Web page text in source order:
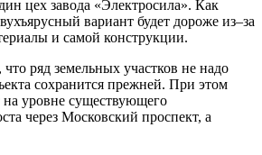
цех завода «Электросила». Как
вариант будет дороже из–за
и самой конструкции.
ряд земельных участков не надо
сохранится прежней. При этом
уровне существующего
через Московский проспект, а